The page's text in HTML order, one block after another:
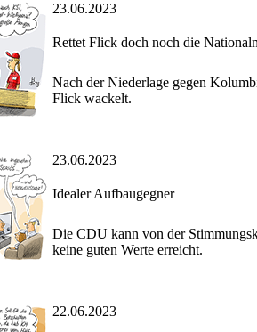
23.06.2023
Rettet Flick doch noch die
Nach der Niederlage gegen
Flick wackelt.
23.06.2023
Idealer Aufbaugegner
Die CDU kann von der
keine guten Werte erreicht.
22.06.2023